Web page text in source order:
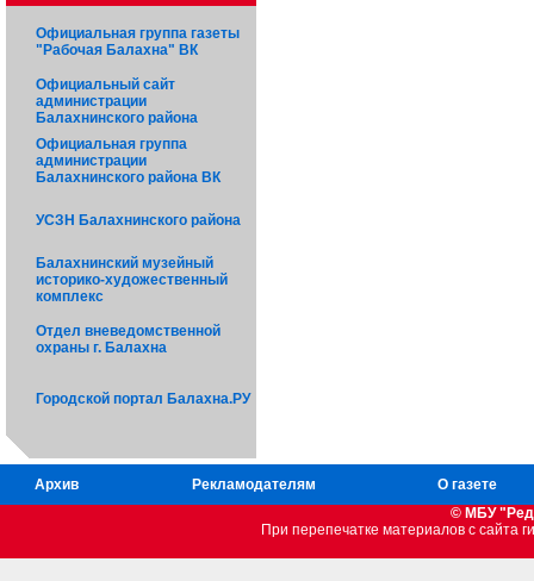
Официальная группа газеты
"Рабочая Балахна" ВК
Официальный сайт
администрации
Балахнинского района
Официальная группа
администрации
Балахнинского района ВК
УСЗН Балахнинского района
Балахнинский музейный
историко-художественный
комплекс
Отдел вневедомственной
охраны г. Балахна
Городской портал Балахна.РУ
Архив Рекламодателям
О газете
© МБУ
При перепечатке материалов c сайта